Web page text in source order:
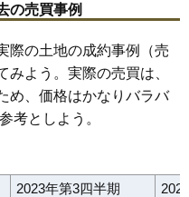
321万円 -7.8%
162万円 -8.8%
248万円 -16.7%
267万円 -15.4%
317万円
276万円 -18.4%
の売買事例
際の土地の成約事例（売
よう。実際の売買は、
め、価格はかなりバラバ
考としよう。
2023年第3四半期